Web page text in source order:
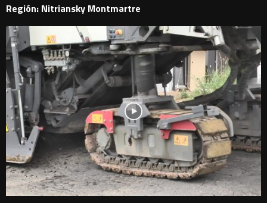
Región: Nitriansky Montmartre